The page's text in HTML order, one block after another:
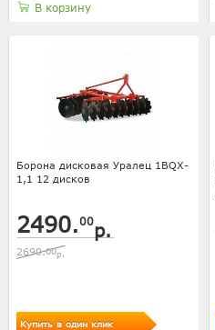
В корзину
Борона дисковая Уралец 1BQX-
1,1 12 дисков
2490.00р.
2690.00р.
Купить в один клик